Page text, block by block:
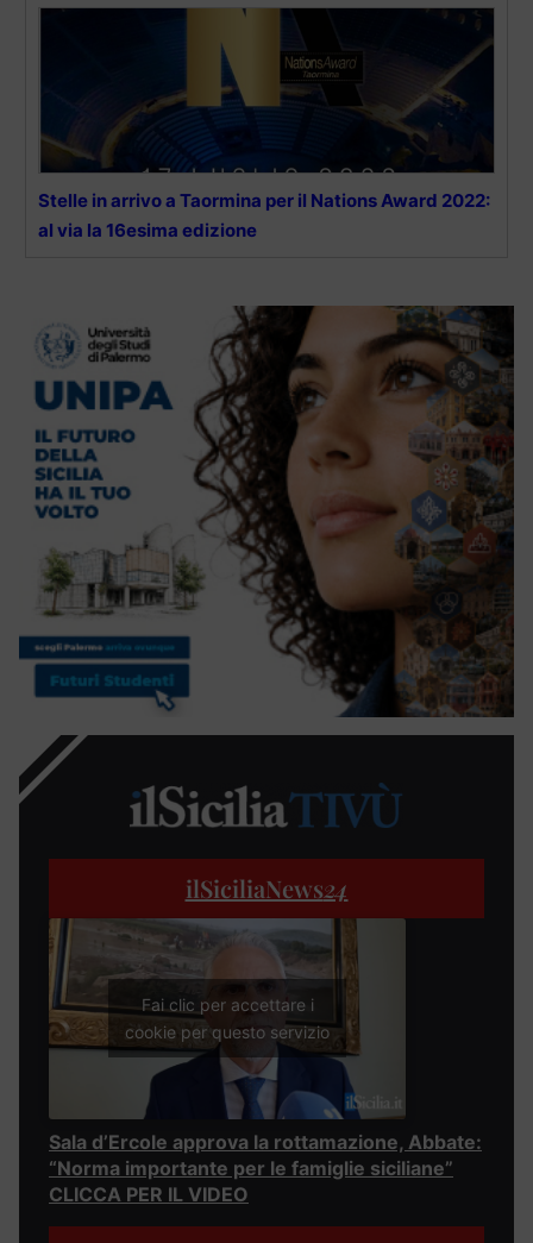
Stelle in arrivo a Taormina per il Nations Award 2022:
al via la 16esima edizione
ilSiciliaNews24
Fai clic per accettare i
cookie per questo servizio
Sala d’Ercole approva la rottamazione, Abbate:
“Norma importante per le famiglie siciliane”
CLICCA PER IL VIDEO